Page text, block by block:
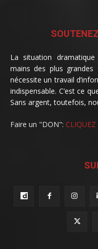
La situation
mains des plus
nécessite un travail
indispensable. C’est ce
Sans argent, toutefois,
Faire un "DON": CLIQUEZ